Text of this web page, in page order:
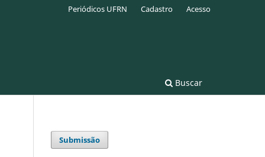
Buscar
Periódicos UFRN Cadastro Acesso
Submissão